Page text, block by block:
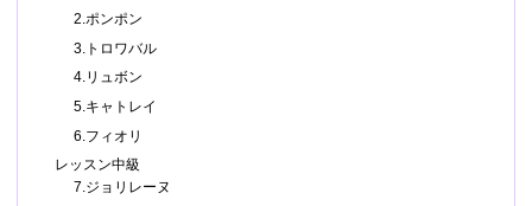
2.ポンポン
3.トロワバル
4.リュボン
5.キャトレイ
6.フィオリ
レッスン中級
7.ジョリレーヌ